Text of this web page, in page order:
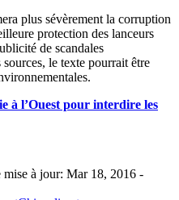
plus sévèrement la corruption
protection des lanceurs
de scandales
le texte pourrait être
à l’Ouest pour interdire les
mise à jour: Mar 18, 2016 -